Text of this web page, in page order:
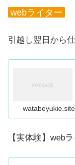
webライター
引越し翌日から
watabeyukie.site
【実体験】web